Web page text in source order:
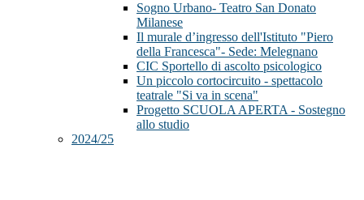
Sogno Urbano- Teatro San Donato
Milanese
Il murale d’ingresso dell'Istituto "Piero
della Francesca"- Sede: Melegnano
CIC Sportello di ascolto psicologico
Un piccolo cortocircuito - spettacolo
teatrale "Si va in scena"
Progetto SCUOLA APERTA - Sostegno
allo studio
2024/25